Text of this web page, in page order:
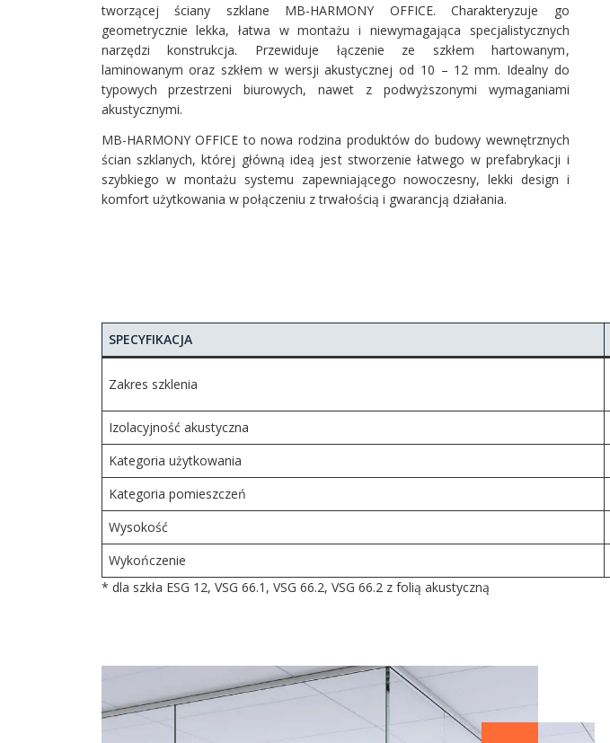
tworzącej ściany szklane MB-HARMONY OFFICE. Charakteryzuje go
geometrycznie lekka, łatwa w montażu i niewymagająca specjalistycznych
narzędzi konstrukcja. Przewiduje łączenie ze szkłem hartowanym,
laminowanym oraz szkłem w wersji akustycznej od 10 – 12 mm. Idealny do
typowych przestrzeni biurowych, nawet z podwyższonymi wymaganiami
akustycznymi.
MB-HARMONY OFFICE to nowa rodzina produktów do budowy wewnętrznych
ścian szklanych, której główną ideą jest stworzenie łatwego w prefabrykacji i
szybkiego w montażu systemu zapewniającego nowoczesny, lekki design i
komfort użytkowania w połączeniu z trwałością i gwarancją działania.
SPECYFIKACJA
Zakres szklenia
Izolacyjność akustyczna
Kategoria użytkowania
Kategoria pomieszczeń
Wysokość
Wykończenie
* dla szkła ESG 12, VSG 66.1, VSG 66.2, VSG 66.2 z folią akustyczną